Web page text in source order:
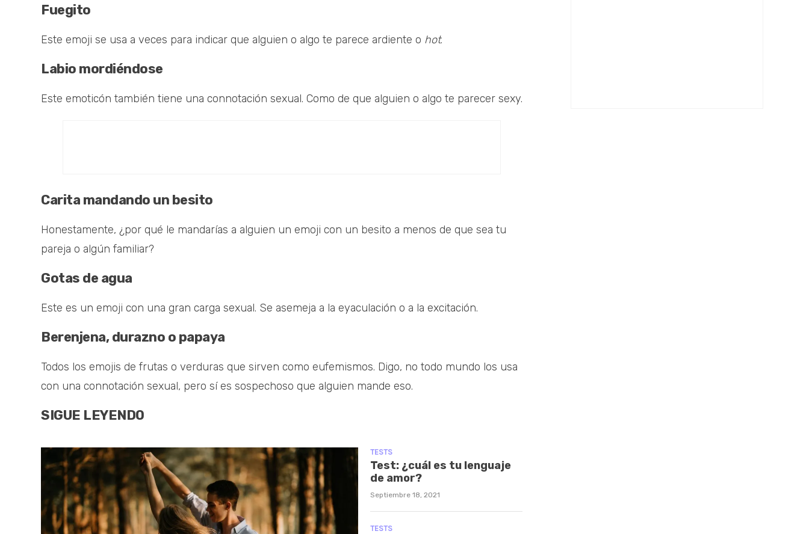
Fuegito
Este emoji se usa a veces para indicar que alguien o algo te parece ardiente o hot.
Labio mordiéndose
Este emoticón también tiene una connotación sexual. Como de que alguien o algo te parecer sexy.
Carita mandando un besito
Honestamente, ¿por qué le mandarías a alguien un emoji con un besito a menos de que sea tu
pareja o algún familiar?
Gotas de agua
Este es un emoji con una gran carga sexual. Se asemeja a la eyaculación o a la excitación.
Berenjena, durazno o papaya
Todos los emojis de frutas o verduras que sirven como eufemismos. Digo, no todo mundo los usa
con una connotación sexual, pero sí es sospechoso que alguien mande eso.
SIGUE LEYENDO
TESTS
Test: ¿cuál es tu lenguaje
de amor?
Septiembre 18, 2021
TESTS